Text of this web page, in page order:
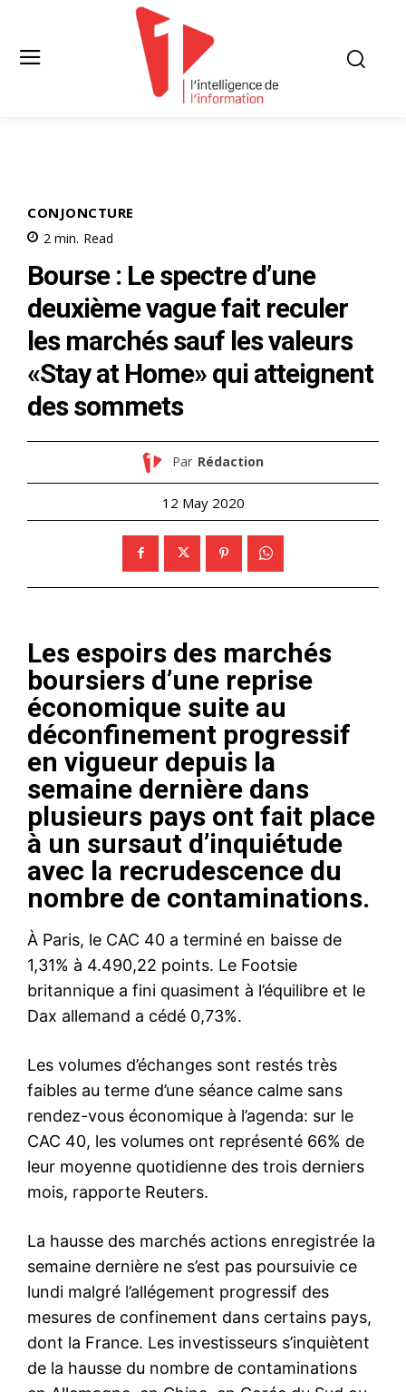
CONJONCTURE
2 min. Read
Bourse : Le spectre d’une
deuxième vague fait reculer
les marchés sauf les valeurs
«Stay at Home» qui atteignent
des sommets
Par Rédaction
12 May 2020
Les espoirs des marchés
boursiers d’une reprise
économique suite au
déconfinement progressif
en vigueur depuis la
semaine dernière dans
plusieurs pays ont fait place
à un sursaut d’inquiétude
avec la recrudescence du
nombre de contaminations.
À Paris, le CAC 40 a terminé en baisse de
1,31% à 4.490,22 points. Le Footsie
britannique a fini quasiment à l’équilibre et le
Dax allemand a cédé 0,73%.
Les volumes d’échanges sont restés très
faibles au terme d’une séance calme sans
rendez-vous économique à l’agenda: sur le
CAC 40, les volumes ont représenté 66% de
leur moyenne quotidienne des trois derniers
mois, rapporte Reuters.
La hausse des marchés actions enregistrée la
semaine dernière ne s’est pas poursuivie ce
lundi malgré l’allégement progressif des
mesures de confinement dans certains pays,
dont la France. Les investisseurs s’inquiètent
de la hausse du nombre de contaminations